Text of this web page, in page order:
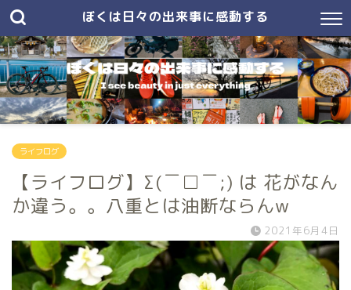
ぼくは日々の出来事に感動する
ライフログ
【ライフログ】Σ(￣□￣;) は 花がなん
か違う。。八重とは油断ならんw
2021年6月4日